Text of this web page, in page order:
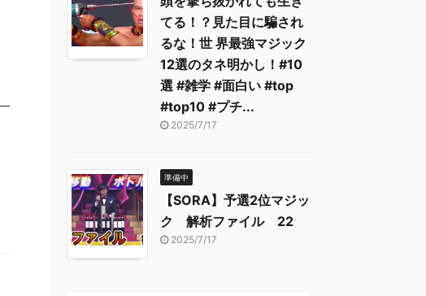
てる！？見た目に騙され
るな！世 界最強マジック
12選のタネ明かし！#10
選 #雑学 #面白い #top
#top10 #プチ...
2025/7/17
準備中
【SORA】予選2位マジッ
ク 解析ファイル 22
2025/7/17